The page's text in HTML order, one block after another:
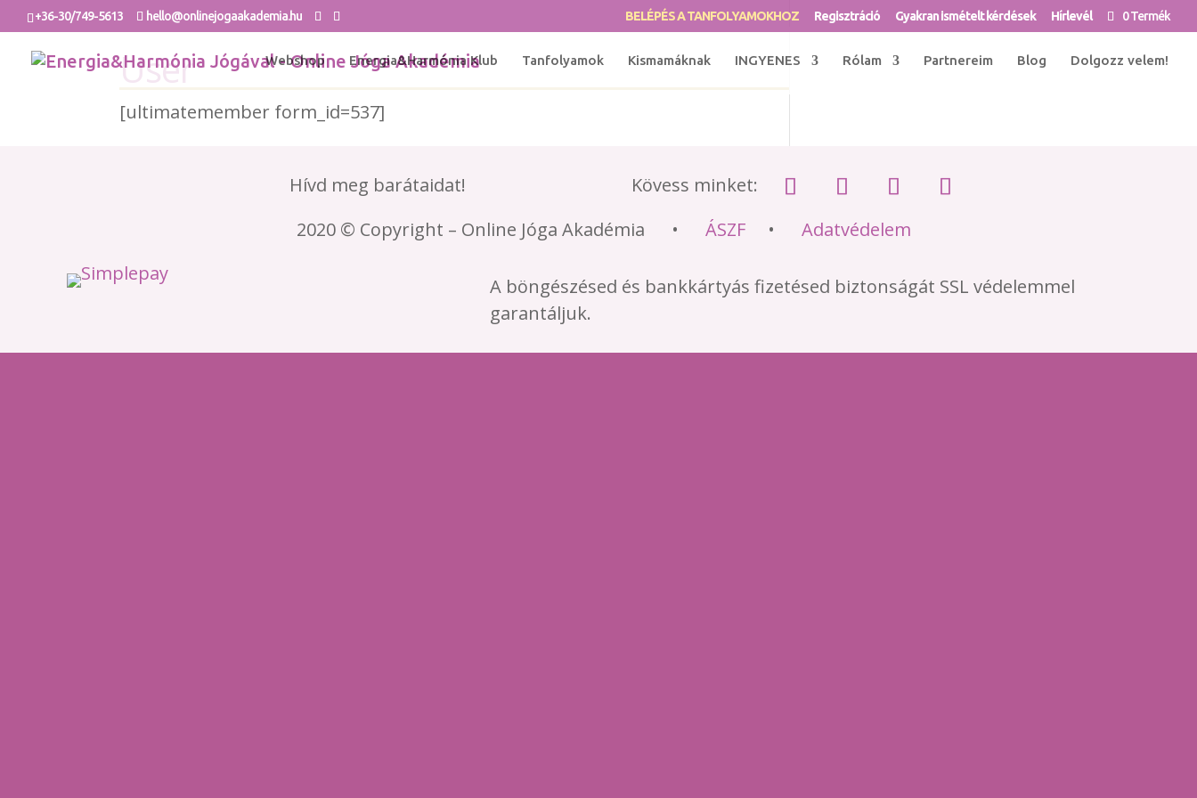
+36-30/749-5613 hello@onlinejogaakademia.hu BELÉPÉS A TANFOLYAMOKHOZ Regisztráció Gyakran ismételt kérdések Hírlevél 0 Termék
Webshop Energia&Harmónia Klub Tanfolyamok Kismamáknak INGYENES Rólam Partnereim Blog Dolgozz velem!
User
[ultimatemember form_id=537]
Hívd meg barátaidat!
Kövess minket:
2020 © Copyright – Online Jóga Akadémia • ÁSZF• Adatvédelem
A böngészésed és bankkártyás fizetésed biztonságát SSL védelemmel
garantáljuk.